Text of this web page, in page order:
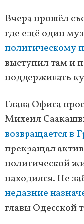
Вчера прошёл
где ещё один
политическому
выступил там и
поддерживать
Глава Офиса
Михеил
возвращается в
прекращал
политической
находился. Не
недавние
главы Одесской